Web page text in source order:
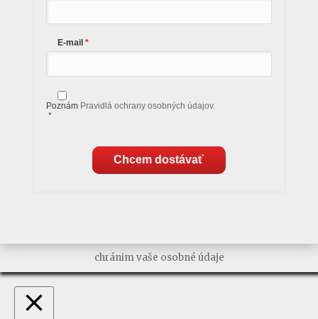
E-mail
Poznám Pravidlá ochrany osobných údajov.
*
Chcem dostávať
chránim vaše osobné údaje